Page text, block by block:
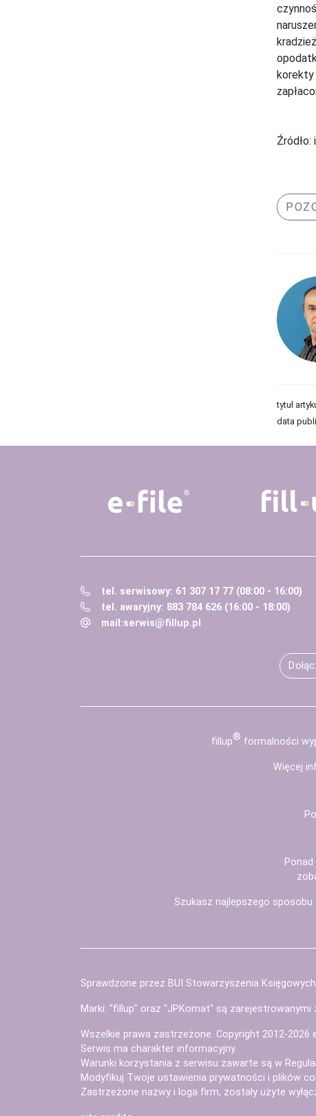
korekty
tytuł
data
tel. serwisowy: 61 307 17 77 (08:00 - 16:00)
tel. awaryjny: 883 784 626 (16:00 - 18:00)
mail:serwis@fillup.pl
fill up® formalności
Więcej
Szukasz najlepszego sposobu
Sprawdzone przez BUI Stowarzyszenia
Marki: "fillup" oraz "JPKomat" są
Wszelkie prawa zastrzeżone. Copyright 2012-2026
Serwis ma charakter informacyjny.
Warunki korzystania z serwisu zawarte są w
Modyfikuj Twoje ustawienia prywatności i plików
Zastrzeżone nazwy i loga firm, zostały użyte